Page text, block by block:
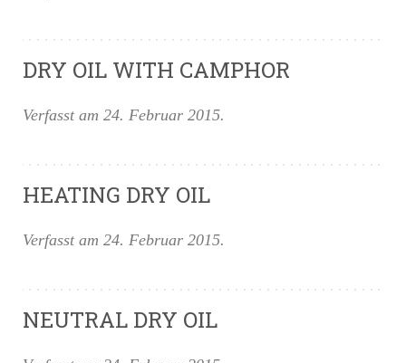
DRY OIL WITH CAMPHOR
Verfasst am 24. Februar 2015.
HEATING DRY OIL
Verfasst am 24. Februar 2015.
NEUTRAL DRY OIL